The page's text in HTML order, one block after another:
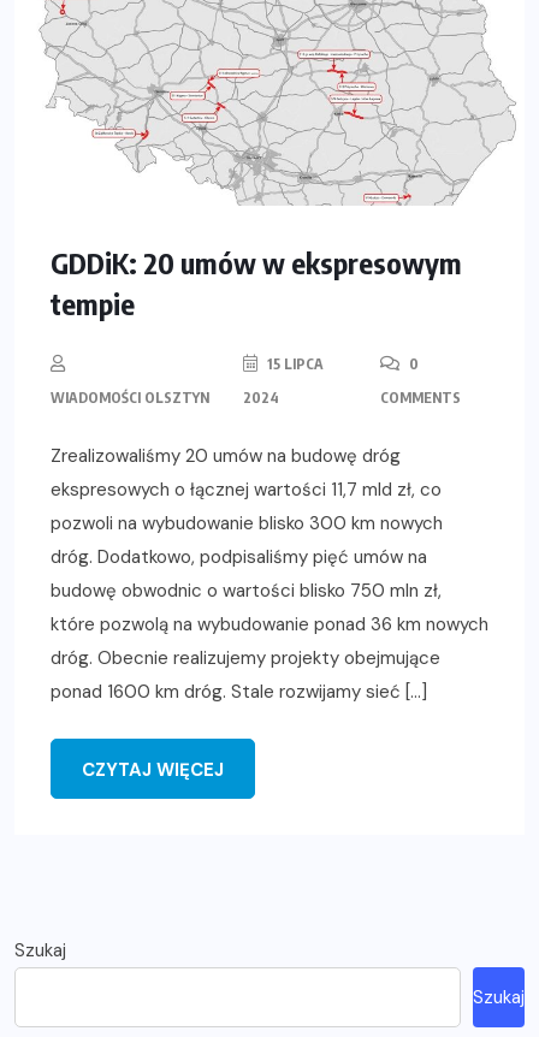
GDDiK: 20 umów w ekspresowym
tempie
WIADOMOŚCI OLSZTYN
15 LIPCA
2024
0
COMMENTS
Zrealizowaliśmy 20 umów na budowę dróg
ekspresowych o łącznej wartości 11,7 mld zł, co
pozwoli na wybudowanie blisko 300 km nowych
dróg. Dodatkowo, podpisaliśmy pięć umów na
budowę obwodnic o wartości blisko 750 mln zł,
które pozwolą na wybudowanie ponad 36 km nowych
dróg. Obecnie realizujemy projekty obejmujące
ponad 1600 km dróg. Stale rozwijamy sieć […]
CZYTAJ WIĘCEJ
Szukaj
Szukaj